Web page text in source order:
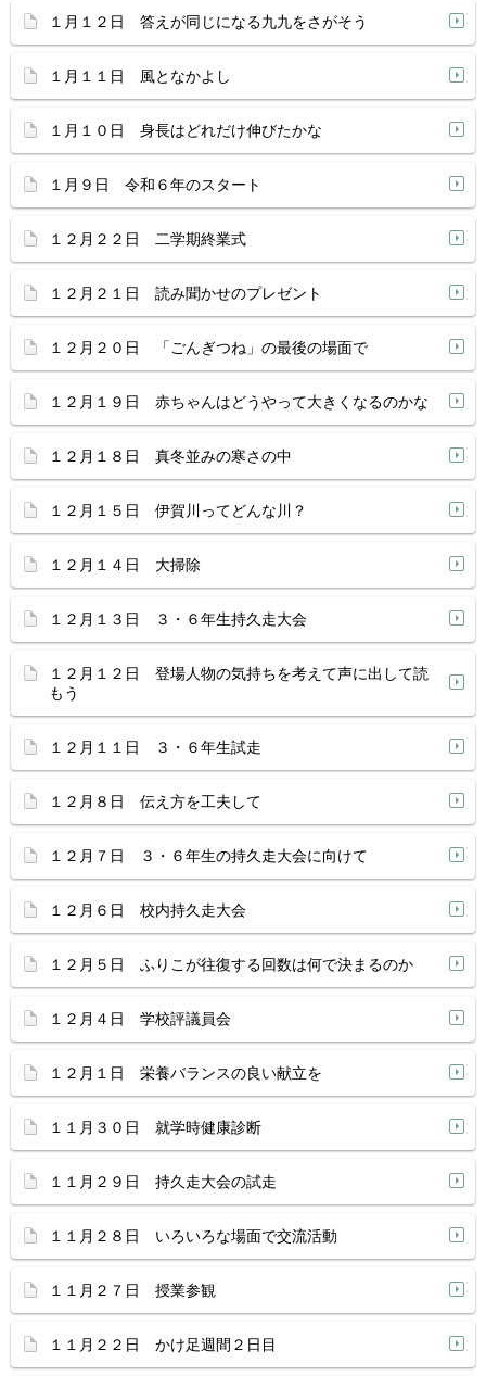
１月１２日 答えが同じになる九九をさがそう
１月１１日 風となかよし
１月１０日 身長はどれだけ伸びたかな
１月９日 令和６年のスタート
１２月２２日 二学期終業式
１２月２１日 読み聞かせのプレゼント
１２月２０日 「ごんぎつね」の最後の場面で
１２月１９日 赤ちゃんはどうやって大きくなるのかな
１２月１８日 真冬並みの寒さの中
１２月１５日 伊賀川ってどんな川？
１２月１４日 大掃除
１２月１３日 ３・６年生持久走大会
１２月１２日 登場人物の気持ちを考えて声に出して読
もう
１２月１１日 ３・６年生試走
１２月８日 伝え方を工夫して
１２月７日 ３・６年生の持久走大会に向けて
１２月６日 校内持久走大会
１２月５日 ふりこが往復する回数は何で決まるのか
１２月４日 学校評議員会
１２月１日 栄養バランスの良い献立を
１１月３０日 就学時健康診断
１１月２９日 持久走大会の試走
１１月２８日 いろいろな場面で交流活動
１１月２７日 授業参観
１１月２２日 かけ足週間２日目